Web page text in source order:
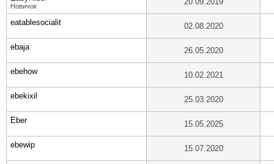
Новичок
eatablesocialit 02.08.2020
ebaja 26.05.2020
ebehow 10.02.2021
ebekixil 25.03.2020
Eber 15.05.2025
ebewip 15.07.2020